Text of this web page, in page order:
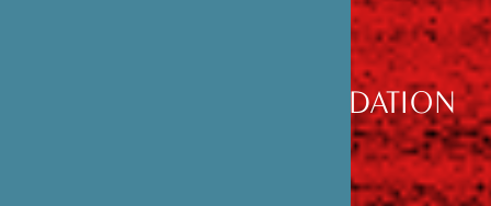
LA FONDATION